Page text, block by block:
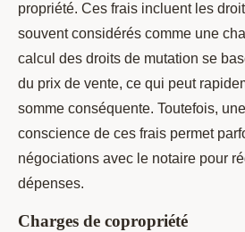
propriété. Ces frais incluent les
souvent considérés comme une
calcul des droits de mutation se
du prix de vente, ce qui peut
somme conséquente. Toutefois,
conscience de ces frais permet
négociations avec le notaire pour
dépenses.
Charges de copropriété